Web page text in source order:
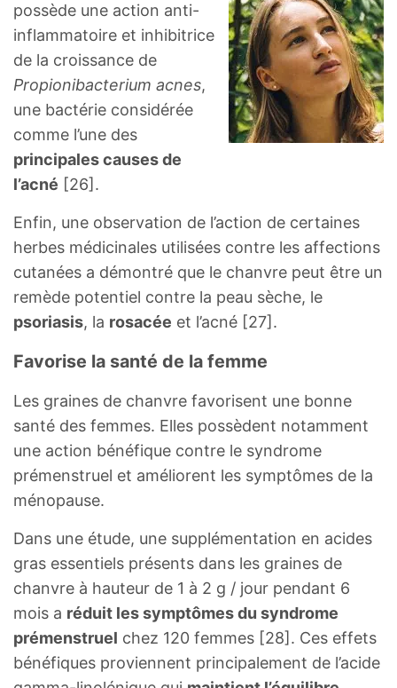
possède une action anti-
inflammatoire et inhibitrice
de la croissance de
Propionibacterium acnes,
une bactérie considérée
comme l’une des
principales causes de
l’acné [26].
Enfin, une observation de l’action de certaines
herbes médicinales utilisées contre les affections
cutanées a démontré que le chanvre peut être un
remède potentiel contre la peau sèche, le
psoriasis, la rosacée et l’acné [27].
Favorise la santé de la femme
Les graines de chanvre favorisent une bonne
santé des femmes. Elles possèdent notamment
une action bénéfique contre le syndrome
prémenstruel et améliorent les symptômes de la
ménopause.
Dans une étude, une supplémentation en acides
gras essentiels présents dans les graines de
chanvre à hauteur de 1 à 2 g / jour pendant 6
mois a réduit les symptômes du syndrome
prémenstruel chez 120 femmes [28]. Ces effets
bénéfiques proviennent principalement de l’acide